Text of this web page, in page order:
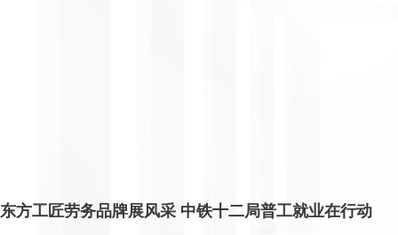
东方工匠劳务品牌展风采 中铁十二局普工就业在行动